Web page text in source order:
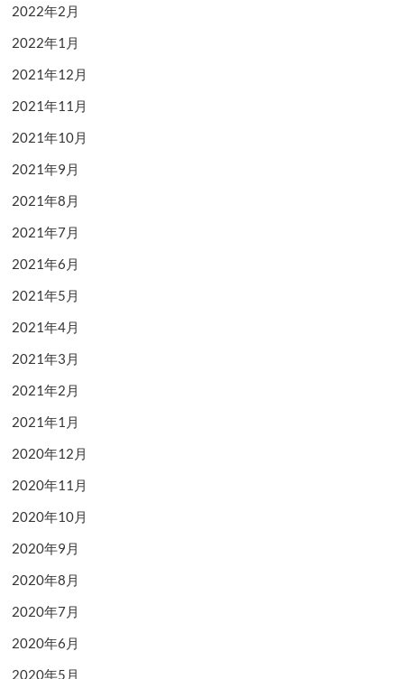
2022年2月
2022年1月
2021年12月
2021年11月
2021年10月
2021年9月
2021年8月
2021年7月
2021年6月
2021年5月
2021年4月
2021年3月
2021年2月
2021年1月
2020年12月
2020年11月
2020年10月
2020年9月
2020年8月
2020年7月
2020年6月
2020年5月